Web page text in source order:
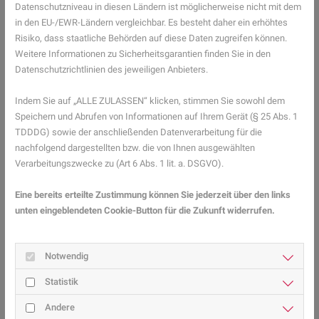
Reiseapotheke für Kinder: Die
Checkliste für den Familienurlaub
Damit unterwegs nichts fehlt, hilft eine strukturierte Packliste.
Medikamente
Fiebermittel
Schmerzmittel
Mittel gegen Durchfall
Hustensaft
Erste Hilfe
Pflaster
Verbände
Desinfektionsmittel
Datenschutzniveau in diesen Ländern ist möglicherweise nicht mit dem
in den EU-/EWR-Ländern vergleichbar. Es besteht daher ein erhöhtes
Risiko, dass staatliche Behörden auf diese Daten zugreifen können.
Weitere Informationen zu Sicherheitsgarantien finden Sie in den
Datenschutzrichtlinien des jeweiligen Anbieters.
Indem Sie auf „ALLE ZULASSEN“ klicken, stimmen Sie sowohl dem
Speichern und Abrufen von Informationen auf Ihrem Gerät (§ 25 Abs. 1
TDDDG) sowie der anschließenden Datenverarbeitung für die
nachfolgend dargestellten bzw. die von Ihnen ausgewählten
Verarbeitungszwecke zu (Art 6 Abs. 1 lit. a. DSGVO).
Eine bereits erteilte Zustimmung können Sie jederzeit über den links
unten eingeblendeten Cookie-Button für die Zukunft widerrufen.
Notwendig
Statistik
Andere